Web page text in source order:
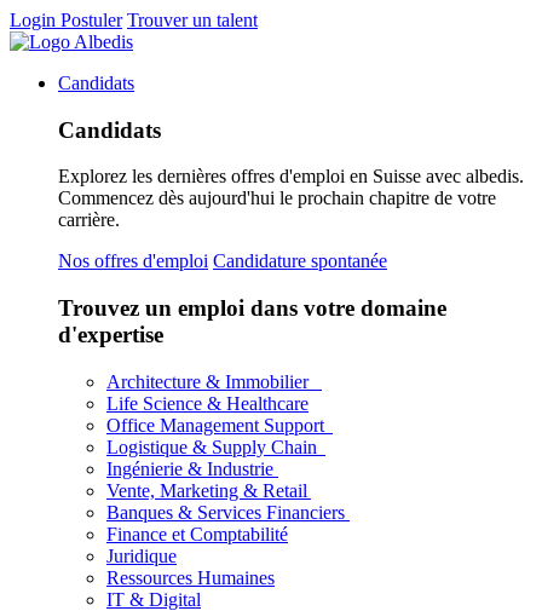
Login Postuler Trouver un talent
Candidats
Candidats
Explorez les dernières offres d'emploi en Suisse avec albedis.
Commencez dès aujourd'hui le prochain chapitre de votre
carrière.
Nos offres d'emploi Candidature spontanée
Trouvez un emploi dans votre domaine
d'expertise
Architecture & Immobilier
Life Science & Healthcare
Office Management Support
Logistique & Supply Chain
Ingénierie & Industrie
Vente, Marketing & Retail
Banques & Services Financiers
Finance et Comptabilité
Juridique
Ressources Humaines
IT & Digital